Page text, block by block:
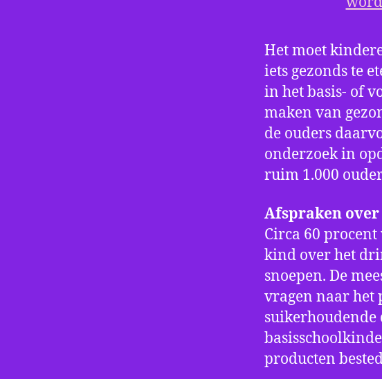
Het moet
iets gezonds te
in het basis- of
maken van
de ouders
onderzoek in
ruim 1.000
Afspraken over
Circa 60
kind over het
snoepen. De
vragen naar het
producten